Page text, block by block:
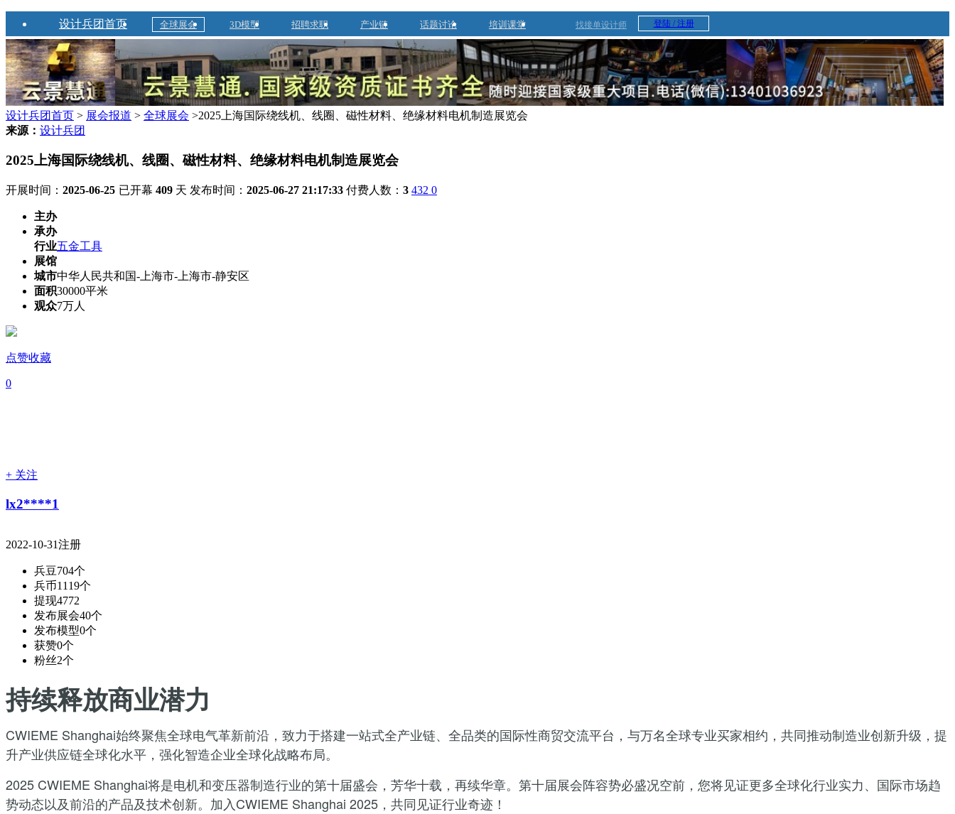
设计兵团首页 全球展会 3D模型 招聘求职 产业链 话题讨论 培训课堂 找接单设计师 登陆 / 注册
设计兵团首页 > 展会报道 > 全球展会 >2025上海国际绕线机、线圈、磁性材料、绝缘材料电机制造展览会
来源： 设计兵团
2025上海国际绕线机、线圈、磁性材料、绝缘材料电机制造展览会
开展时间： 2025-06-25 已开幕 409 天 发布时间： 2025-06-27 21:17:33 付费人数： 3 432 0
主办
承办
行业五金工具
展馆
城市中华人民共和国-上海市-上海市-静安区
面积30000平米
观众7万人
点赞收藏
0
+ 关注
lx2****1
2022-10-31注册
兵豆704个
兵币1119个
提现4772
发布展会40个
发布模型0个
获赞0个
粉丝2个
持续释放商业潜力
CWIEME Shanghai始终聚焦全球电气革新前沿，致力于搭建一站式全产业链、全品类的国际性商贸交流平台，与万名全球专业买家相约，共同推动制造业创新升级，提
升产业供应链全球化水平，强化智造企业全球化战略布局。
2025 CWIEME Shanghai将是电机和变压器制造行业的第十届盛会，芳华十载，再续华章。第十届展会阵容势必盛况空前，您将见证更多全球化行业实力、国际市场趋
势动态以及前沿的产品及技术创新。加入CWIEME Shanghai 2025，共同见证行业奇迹！